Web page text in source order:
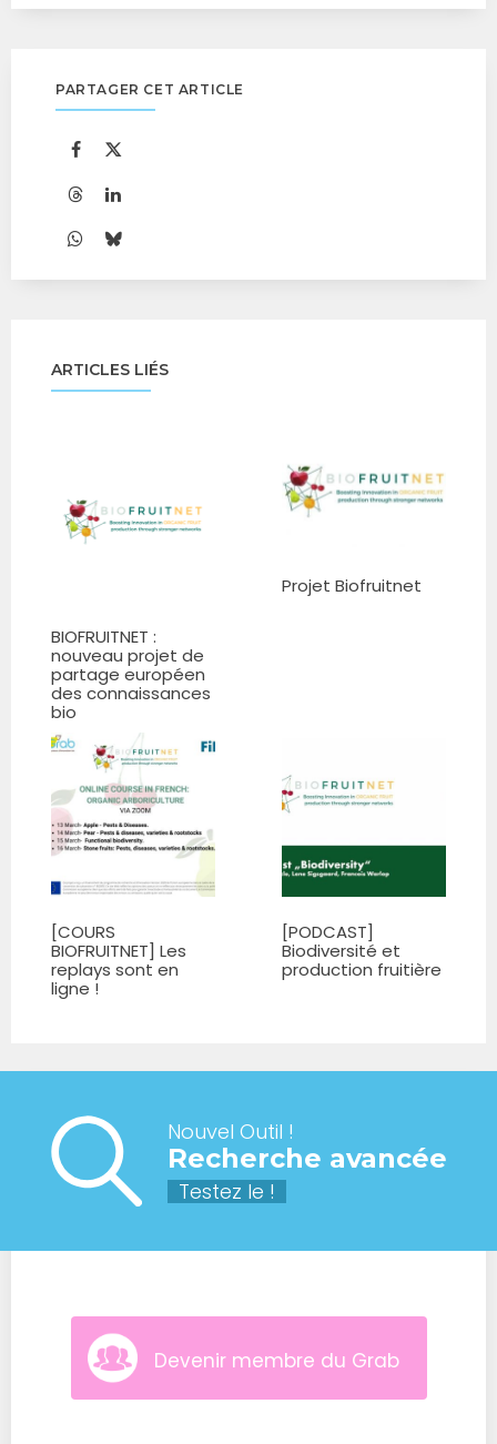
PARTAGER CET ARTICLE
ARTICLES LIÉS
BIOFRUITNET :
nouveau projet de
partage européen
des connaissances
bio
Projet Biofruitnet
[COURS
BIOFRUITNET] Les
replays sont en
ligne !
[PODCAST]
Biodiversité et
production fruitière
Nouvel Outil !
Recherche avancée
Testez le !
Devenir membre du Grab